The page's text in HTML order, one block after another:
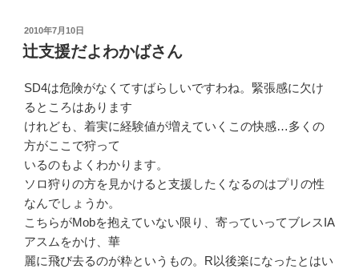
投
稿
日:
2010年7月10日
辻支援だよわかばさん
SD4は危険がなくてすばらしいですわね。緊張感に欠け
るところはあります
けれども、着実に経験値が増えていくこの快感…多くの
方がここで狩って
いるのもよくわかります。
ソロ狩りの方を見かけると支援したくなるのはプリの性
なんでしょうか。
こちらがMobを抱えていない限り、寄っていってブレスIA
アスムをかけ、華
麗に飛び去るのが粋というもの。R以後楽になったとはい